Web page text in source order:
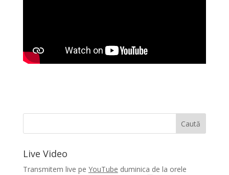
Live Video
Transmitem live pe YouTube duminica de la orele